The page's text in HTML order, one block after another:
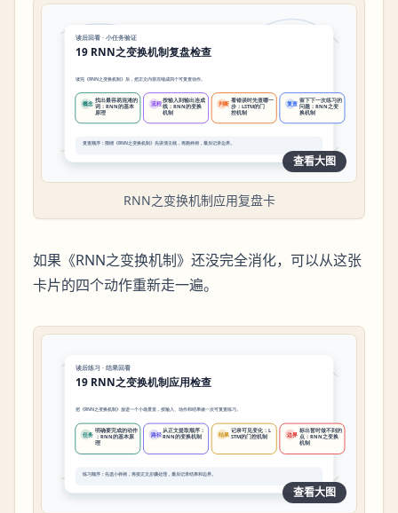
查看大图
RNN之变换机制应用复盘卡
如果《RNN之变换机制》还没完全消化，可以从这张
卡片的四个动作重新走一遍。
查看大图